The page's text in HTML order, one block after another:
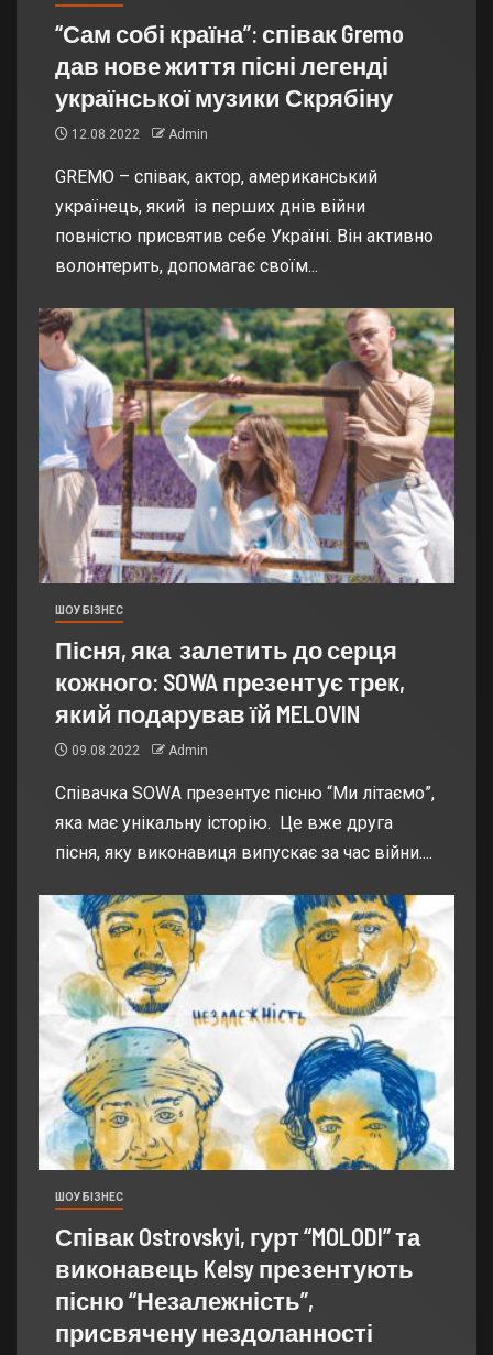
“Сам собі країна”: співак Gremo
дав нове життя пісні легенді
української музики Скрябіну
12.08.2022 Admin
GREMO – співак, актор, американський
українець, який із перших днів війни
повністю присвятив себе Україні. Він активно
волонтерить, допомагає своїм...
ШОУ БІЗНЕС
Пісня, яка залетить до серця
кожного: SOWA презентує трек,
який подарував їй MELOVIN
09.08.2022 Admin
Співачка SOWA презентує пісню “Ми літаємо”,
яка має унікальну історію. Це вже друга
пісня, яку виконавиця випускає за час війни....
ШОУ БІЗНЕС
Співак Ostrovskyi, гурт “MOLODI” та
виконавець Kelsy презентують
пісню “Незалежність”,
присвячену нездоланності